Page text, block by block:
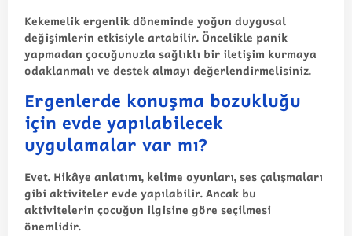
Kekemelik ergenlik döneminde yoğun duygusal
değişimlerin etkisiyle artabilir. Öncelikle panik
yapmadan çocuğunuzla sağlıklı bir iletişim kurmaya
odaklanmalı ve destek almayı değerlendirmelisiniz.
Ergenlerde konuşma bozukluğu
için evde yapılabilecek
uygulamalar var mı?
Evet. Hikâye anlatımı, kelime oyunları, ses çalışmaları
gibi aktiviteler evde yapılabilir. Ancak bu
aktivitelerin çocuğun ilgisine göre seçilmesi
önemlidir.